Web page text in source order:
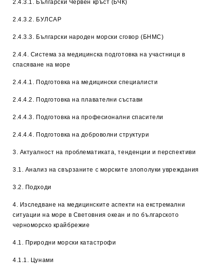
2.4.3.1. Български Червен кръст (БЧК)
2.4.3.2. БУЛСАР
2.4.3.3. Български народен морски сговор (БНМС)
2.4.4. Система за медицинска подготовка на участници в
спасяване на море
2.4.4.1. Подготовка на медицински специалисти
2.4.4.2. Подготовка на плавателни състави
2.4.4.3. Подготовка на професионални спасители
2.4.4.4. Подготовка на доброволни структури
3. Актуалност на проблематиката, тенденции и перспективи
3.1. Анализ на свързаните с морските злополуки увреждания
3.2. Подходи
4. Изследване на медицинските аспекти на екстремални
ситуации на море в Световния океан и по българското
черноморско крайбрежие
4.1. Природни морски катастрофи
4.1.1. Цунами